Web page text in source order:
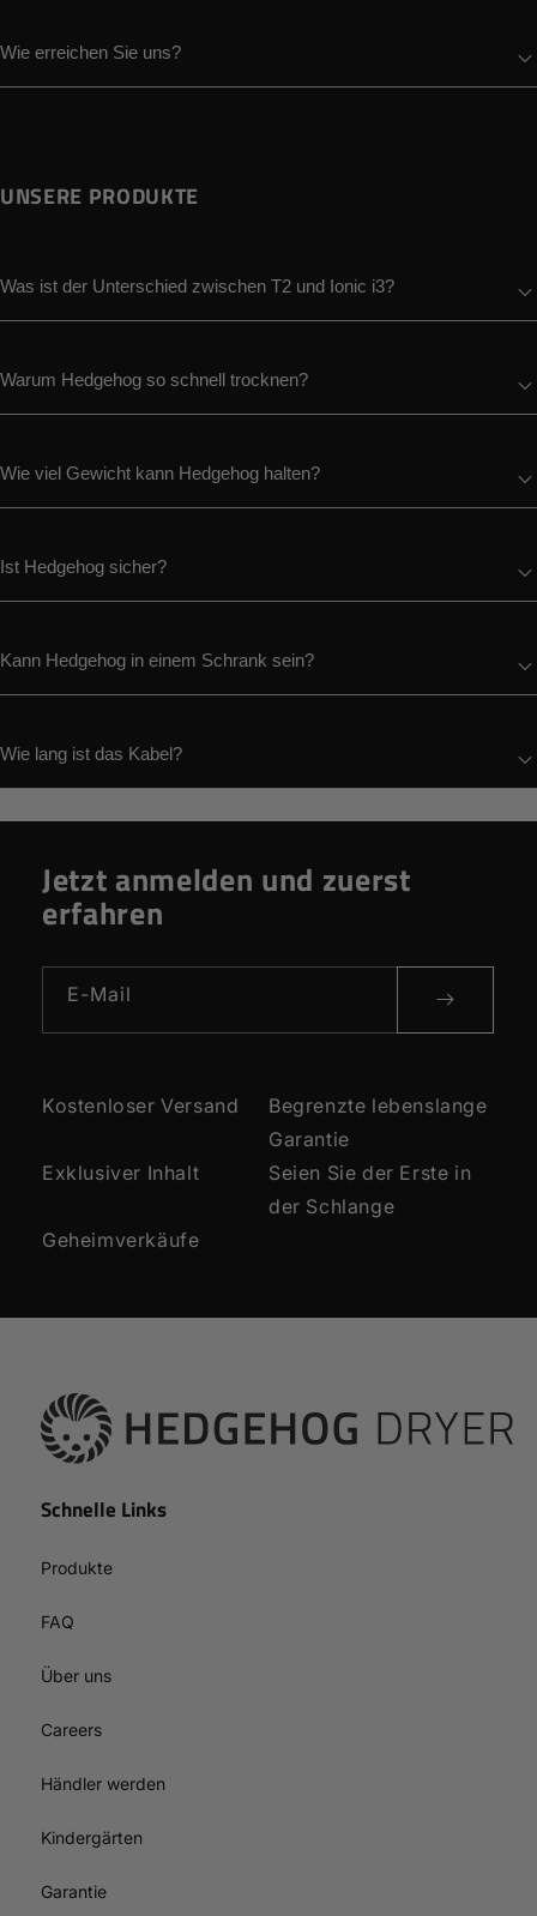
Wie erreichen Sie uns?
UNSERE PRODUKTE
Was ist der Unterschied zwischen T2 und Ionic i3?
Warum Hedgehog so schnell trocknen?
Wie viel Gewicht kann Hedgehog halten?
Ist Hedgehog sicher?
Kann Hedgehog in einem Schrank sein?
Wie lang ist das Kabel?
Jetzt anmelden und zuerst
erfahren
E-Mail
Kostenloser Versand
Begrenzte lebenslange
Garantie
Exklusiver Inhalt
Seien Sie der Erste in
der Schlange
Geheimverkäufe
Schnelle Links
Produkte
FAQ
Über uns
Careers
Händler werden
Kindergärten
Garantie